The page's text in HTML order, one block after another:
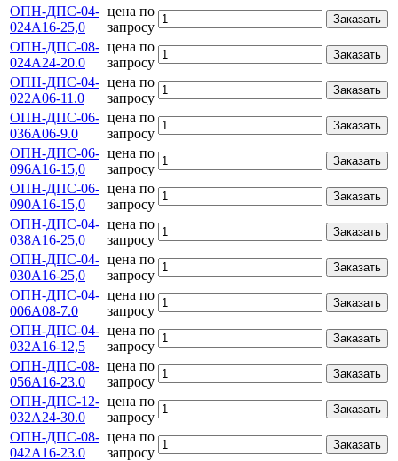
ОПН-ДПС-04-
024А16-25,0
цена по
запросу
Заказать
ОПН-ДПС-08-
024А24-20.0
цена по
запросу
Заказать
ОПН-ДПС-04-
022А06-11.0
цена по
запросу
Заказать
ОПН-ДПС-06-
036А06-9.0
цена по
запросу
Заказать
ОПН-ДПС-06-
096А16-15,0
цена по
запросу
Заказать
ОПН-ДПС-06-
090А16-15,0
цена по
запросу
Заказать
ОПН-ДПС-04-
038А16-25,0
цена по
запросу
Заказать
ОПН-ДПС-04-
030А16-25,0
цена по
запросу
Заказать
ОПН-ДПС-04-
006А08-7.0
цена по
запросу
Заказать
ОПН-ДПС-04-
032А16-12,5
цена по
запросу
Заказать
ОПН-ДПС-08-
056А16-23.0
цена по
запросу
Заказать
ОПН-ДПС-12-
032А24-30.0
цена по
запросу
Заказать
ОПН-ДПС-08-
042А16-23.0
цена по
запросу
Заказать